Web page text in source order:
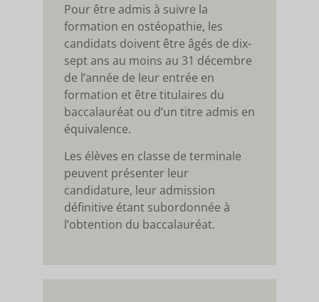
Pour être admis à suivre la
formation en ostéopathie, les
candidats doivent être âgés de dix-
sept ans au moins au 31 décembre
de l’année de leur entrée en
formation et être titulaires du
baccalauréat ou d’un titre admis en
équivalence.
Les élèves en classe de terminale
peuvent présenter leur
candidature, leur admission
définitive étant subordonnée à
l’obtention du baccalauréat.